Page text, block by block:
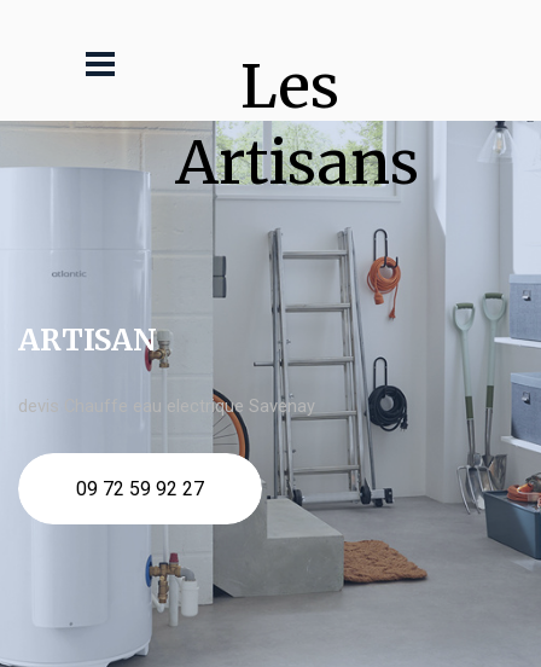
Les
Artisans
ARTISAN
devis Chauffe eau electrique Savenay
09 72 59 92 27